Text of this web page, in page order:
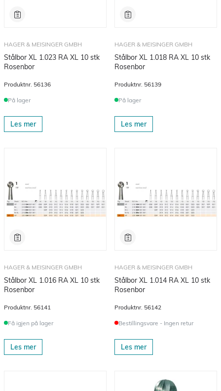
HAGER & MEISINGER GMBH
Stålbor XL 1.023 RA XL 10 stk
Rosenbor
Produktnr. 56136
På lager
Les mer
HAGER & MEISINGER GMBH
Stålbor XL 1.018 RA XL 10 stk
Rosenbor
Produktnr. 56139
På lager
Les mer
HAGER & MEISINGER GMBH
Stålbor XL 1.016 RA XL 10 stk
Rosenbor
Produktnr. 56141
Få igjen på lager
Les mer
HAGER & MEISINGER GMBH
Stålbor XL 1.014 RA XL 10 stk
Rosenbor
Produktnr. 56142
Bestillingsvare - Ingen retur
Les mer